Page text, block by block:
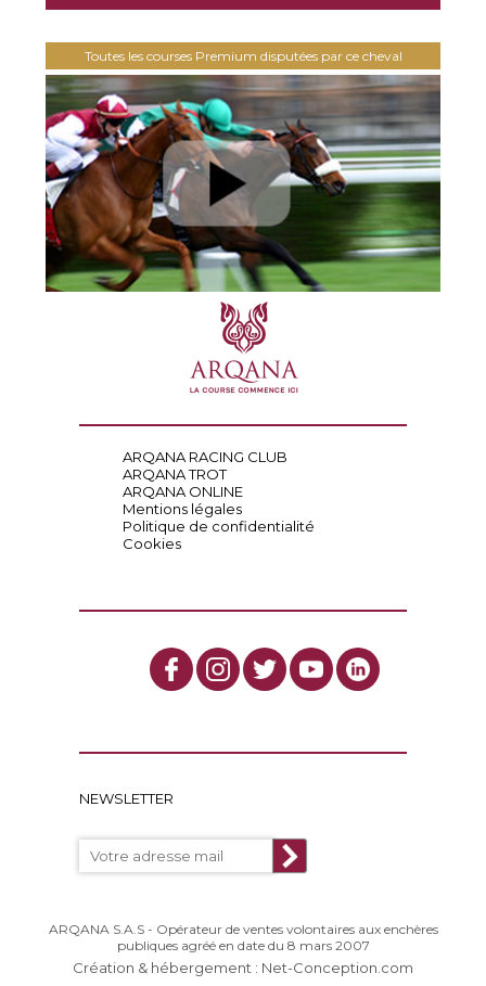
Toutes les courses Premium disputées par ce cheval
ARQANA RACING CLUB
ARQANA TROT
ARQANA ONLINE
Mentions légales
Politique de confidentialité
Cookies
NEWSLETTER
ARQANA S.A.S - Opérateur de ventes volontaires aux enchères
publiques agréé en date du 8 mars 2007
Création & hébergement : Net-Conception.com